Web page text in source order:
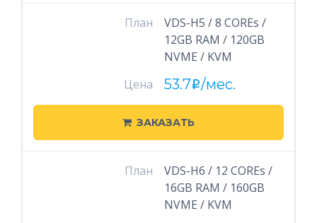
План
VDS-H5 / 8 COREs /
12GB RAM / 120GB
NVME / KVM
Цена
53.7i/мес.
ЗАКАЗАТЬ
План
VDS-H6 / 12 COREs /
16GB RAM / 160GB
NVME / KVM